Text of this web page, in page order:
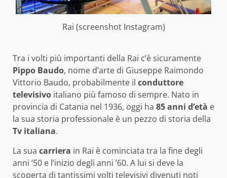
Rai (screenshot Instagram)
Tra i volti più importanti della Rai c’è sicuramente
Pippo Baudo, nome d’arte di Giuseppe Raimondo
Vittorio Baudo, probabilmente il conduttore
televisivo italiano più famoso di sempre. Nato in
provincia di Catania nel 1936, oggi ha 85 anni d’età e
la sua storia professionale è un pezzo di storia della
Tv italiana.
La sua carriera in Rai è cominciata tra la fine degli
anni ’50 e l’inizio degli anni ’60. A lui si deve la
scoperta di tantissimi volti televisivi divenuti noti